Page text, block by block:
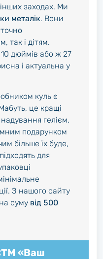
заходах. Ми
металік. Вони
так і дітям.
10 дюймів або ж 27
і актуальна у
куль є
це кращі
гелієм.
подарунком
більше їх буде,
для
З нашого сайту
суму від 500
«Ваш